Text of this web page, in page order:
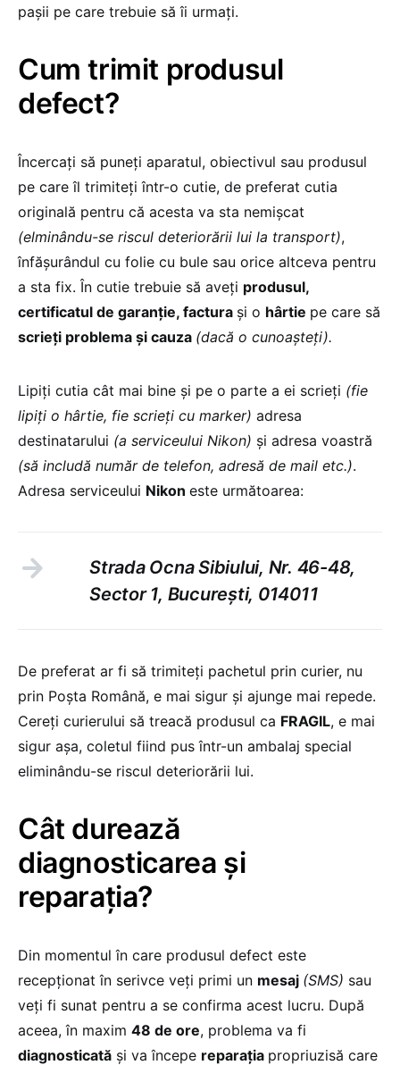
pașii pe care trebuie să îi urmați.
Cum trimit produsul
defect?
Încercați să puneți aparatul, obiectivul sau produsul
pe care îl trimiteți într-o cutie, de preferat cutia
originală pentru că acesta va sta nemișcat
(elminându-se riscul deteriorării lui la transport),
înfășurândul cu folie cu bule sau orice altceva pentru
a sta fix. În cutie trebuie să aveți produsul,
certificatul de garanție, factura și o hârtie pe care să
scrieți problema și cauza (dacă o cunoașteți).
Lipiți cutia cât mai bine și pe o parte a ei scrieți (fie
lipiți o hârtie, fie scrieți cu marker) adresa
destinatarului (a serviceului Nikon) și adresa voastră
(să includă număr de telefon, adresă de mail etc.).
Adresa serviceului Nikon este următoarea:
Strada Ocna Sibiului, Nr. 46-48,
Sector 1, București, 014011
De preferat ar fi să trimiteți pachetul prin curier, nu
prin Poșta Română, e mai sigur și ajunge mai repede.
Cereți curierului să treacă produsul ca FRAGIL, e mai
sigur așa, coletul fiind pus într-un ambalaj special
eliminându-se riscul deteriorării lui.
Cât durează
diagnosticarea și
reparația?
Din momentul în care produsul defect este
recepționat în serivce veți primi un mesaj (SMS) sau
veți fi sunat pentru a se confirma acest lucru. După
aceea, în maxim 48 de ore, problema va fi
diagnosticată și va începe reparația propriuzisă care